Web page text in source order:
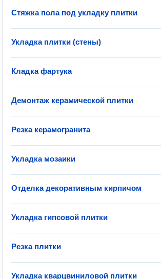
Стяжка пола под укладку плитки
Укладка плитки (стены)
Кладка фартука
Демонтаж керамической плитки
Резка керамогранита
Укладка мозаики
Отделка декоративным кирпичом
Укладка гипсовой плитки
Резка плитки
Укладка кварцвиниловой плитки